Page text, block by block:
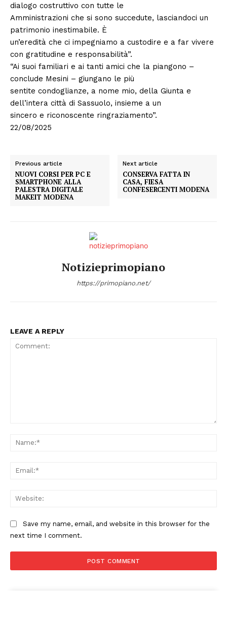
dialogo costruttivo con tutte le
Amministrazioni che si sono succedute, lasciandoci un
patrimonio inestimabile. È
un’eredità che ci impegniamo a custodire e a far vivere
con gratitudine e responsabilità”.
“Ai suoi familiari e ai tanti amici che la piangono –
conclude Mesini – giungano le più
sentite condoglianze, a nome mio, della Giunta e
dell’intera città di Sassuolo, insieme a un
sincero e riconoscente ringraziamento”.
22/08/2025
Previous article
NUOVI CORSI PER PC E
SMARTPHONE ALLA
PALESTRA DIGITALE
MAKEIT MODENA
Next article
CONSERVA FATTA IN
CASA, FIESA
CONFESERCENTI MODENA
Notizieprimopiano
https://primopiano.net/
LEAVE A REPLY
Save my name, email, and website in this browser for the
next time I comment.